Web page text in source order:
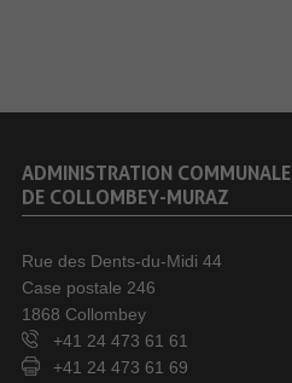
ADMINISTRATION COMMUNALE
DE COLLOMBEY-MURAZ
Rue des Dents-du-Midi 44
Case postale 246
1868 Collombey
+41 24 473 61 61
+41 24 473 61 69